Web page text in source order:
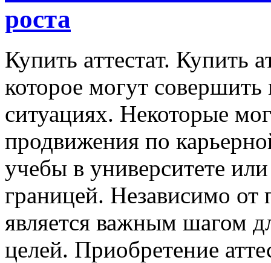
роста
Купить aттeстaт. Купить
которое могут
ситуациях. Некоторые
продвижения по
учебы в университете
границей. Независимо от
является важным шагом
целей. Приобретение